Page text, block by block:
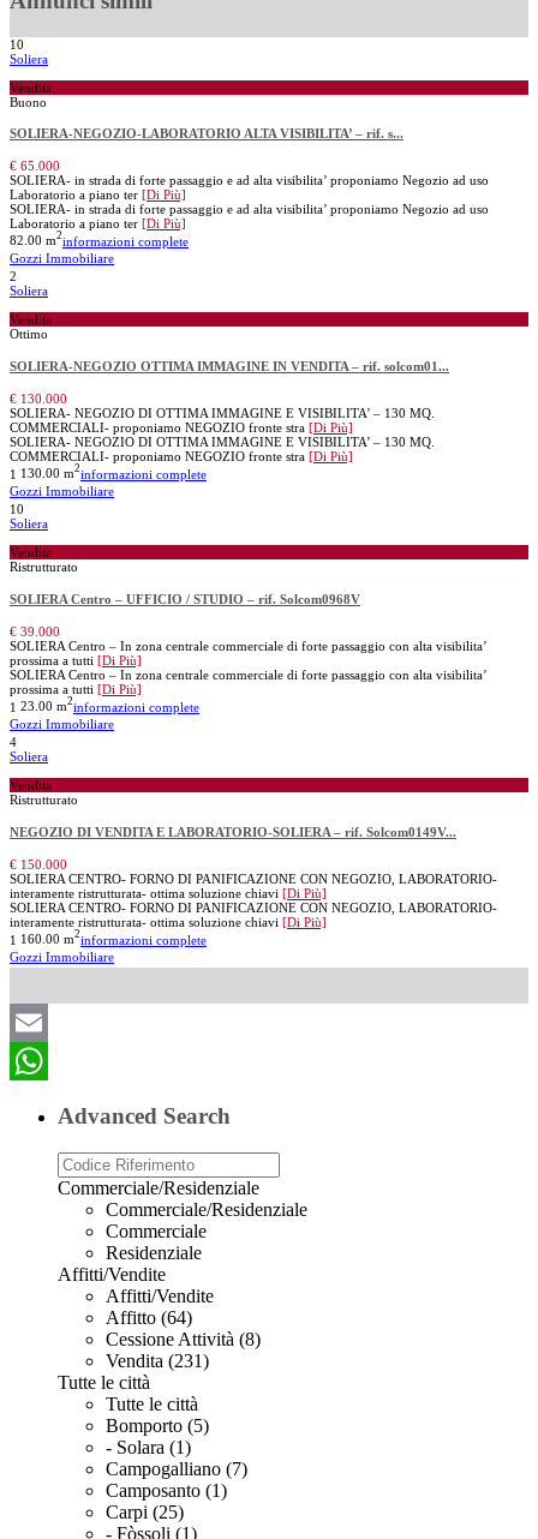
10
Soliera
Vendita
Buono
SOLIERA-NEGOZIO-LABORATORIO ALTA VISIBILITA’ – rif. s...
€ 65.000
SOLIERA- in strada di forte passaggio e ad alta visibilita’ proponiamo Negozio ad uso
Laboratorio a piano ter [Di Più]
SOLIERA- in strada di forte passaggio e ad alta visibilita’ proponiamo Negozio ad uso
Laboratorio a piano ter [Di Più]
82.00 m2informazioni complete
Gozzi Immobiliare
2
Soliera
Vendita
Ottimo
SOLIERA-NEGOZIO OTTIMA IMMAGINE IN VENDITA – rif. solcom01...
€ 130.000
SOLIERA- NEGOZIO DI OTTIMA IMMAGINE E VISIBILITA’ – 130 MQ.
COMMERCIALI- proponiamo NEGOZIO fronte stra [Di Più]
SOLIERA- NEGOZIO DI OTTIMA IMMAGINE E VISIBILITA’ – 130 MQ.
COMMERCIALI- proponiamo NEGOZIO fronte stra [Di Più]
1 130.00 m2informazioni complete
Gozzi Immobiliare
10
Soliera
Vendita
Ristrutturato
SOLIERA Centro – UFFICIO / STUDIO – rif. Solcom0968V
€ 39.000
SOLIERA Centro – In zona centrale commerciale di forte passaggio con alta visibilita’
prossima a tutti [Di Più]
SOLIERA Centro – In zona centrale commerciale di forte passaggio con alta visibilita’
prossima a tutti [Di Più]
1 23.00 m2informazioni complete
Gozzi Immobiliare
4
Soliera
Vendita
Ristrutturato
NEGOZIO DI VENDITA E LABORATORIO-SOLIERA – rif. Solcom0149V...
€ 150.000
SOLIERA CENTRO- FORNO DI PANIFICAZIONE CON NEGOZIO, LABORATORIO-
interamente ristrutturata- ottima soluzione chiavi [Di Più]
SOLIERA CENTRO- FORNO DI PANIFICAZIONE CON NEGOZIO, LABORATORIO-
interamente ristrutturata- ottima soluzione chiavi [Di Più]
1 160.00 m2informazioni complete
Gozzi Immobiliare
Email
Advanced Search
Commerciale/Residenziale
Commerciale/Residenziale
Commerciale
Residenziale
Affitti/Vendite
Affitti/Vendite
Affitto (64)
Cessione Attività (8)
Vendita (231)
Tutte le città
Tutte le città
Bomporto (5)
- Solara (1)
Campogalliano (7)
Camposanto (1)
Carpi (25)
- Fòssoli (1)